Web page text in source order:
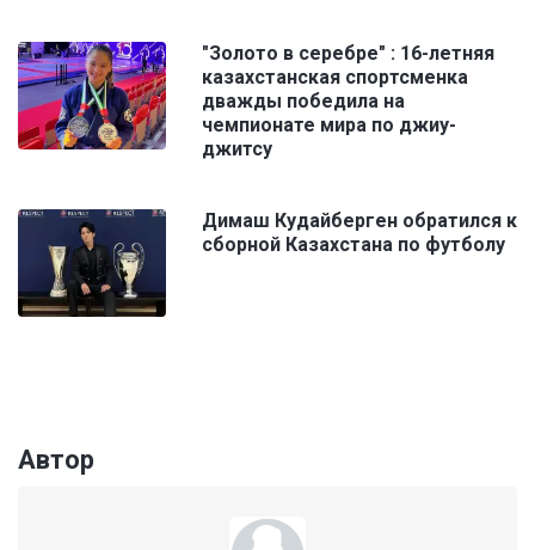
"Золото в серебре" : 16-летняя
казахстанская спортсменка
дважды победила на
чемпионате мира по джиу-
джитсу
Димаш Кудайберген обратился к
сборной Казахстана по футболу
Автор